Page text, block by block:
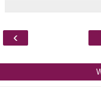
‹